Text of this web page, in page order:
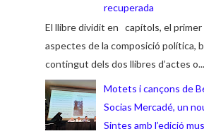
recuperada
El llibre dividit en capítols, el primer
aspectes de la composició política,
contingut dels dos llibres d’actes o...
Motets i cançons de
Socias Mercadé, un
Sintes amb l’edició